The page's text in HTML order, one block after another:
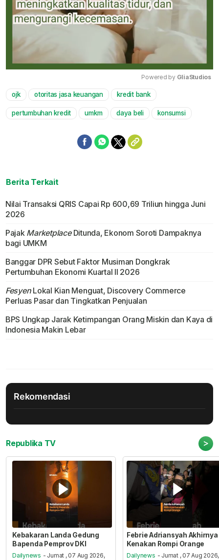
Powered by GliaStudios
ojk otoritas jasa keuangan kredit bank
pertumbuhan kredit umkm daya beli konsumsi
Berita Terkait
Nilai Transaksi QRIS Capai Rp 600,69 Triliun hingga Juni
2026
Pajak MarketplaceDitunda, Ekonom Soroti Dampaknya
bagi UMKM
Banggar DPR Sebut Faktor Musiman Dongkrak
Pertumbuhan Ekonomi Kuartal II 2026
FesyenLokal Kian Menguat, Discovery Commerce
Perluas Pasar dan Tingkatkan Penjualan
BPS Ungkap Jarak Ketimpangan Orang Miskin dan Kaya di
Indonesia Makin Lebar
Rekomendasi
Republika TV >
Kebakaran Landa Gedung
Bapenda Pemprov DKI
Dailynews - Jumat , 07 Aug 2026,
Febrie Adriansyah Akhirnya
Kenakan Rompi Orange
Dailynews - Jumat , 07 Aug 2026,